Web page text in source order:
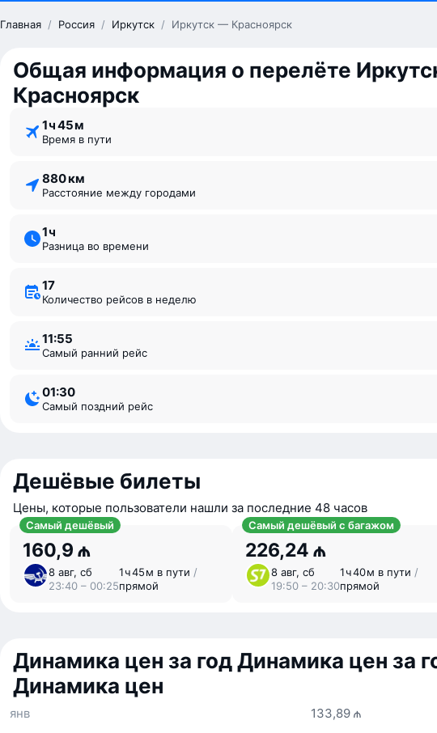
Главная / Россия / Иркутск / Иркутск — Красноярск
Общая информация о перелёте
Красноярск
1 ⁠ч 45 ⁠м
Время в пути
880 км
Расстояние между городами
1 ⁠ч
Разница во времени
17
Количество рейсов в неделю
11:55
Самый ранний рейс
01:30
Самый поздний рейс
Дешёвые билеты
Цены, которые пользователи нашли за последние 48 часов
Самый дешёвый
160,9 ₼
8 авг, сб
23:40 – 00:25
1 ⁠ч 45 ⁠м в пути /
прямой
Самый дешёвый с багажом
226,24 ₼
8 авг, сб
19:50 – 20:30
1 ⁠ч 40 ⁠м в пути /
прямой
Динамика цен за годДинамика цен за
Динамика цен
133,89 ₼
янв